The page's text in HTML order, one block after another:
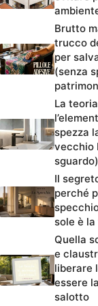
Brutto
trucco
per
(senza
La
spezza
vecchio
sguardo)
Il
perché
sole è
Quella
e
liberare
essere
salotto